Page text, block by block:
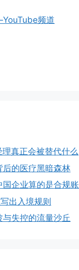
频道
真正会被替代什么
后的医疗黑暗森林
企业算的是合规账
出入境规则
失控的流量沙丘